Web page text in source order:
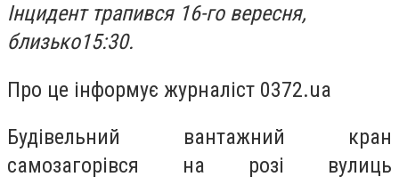
Інцидент трапився 16-го вересня,
близько15:30.
Про це інформує журналіст 0372.ua
Будівельний вантажний кран
самозагорівся на розі вулиць